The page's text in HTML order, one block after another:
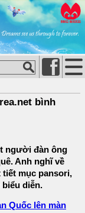
bình
người đàn ông
Anh nghĩ về
mục pansori,
diễn.
Quốc lên màn